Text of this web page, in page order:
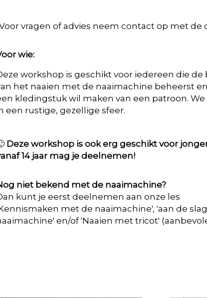
vragen of advies neem contact op met de
wie:
workshop is geschikt voor iedereen die de
het naaien met de naaimachine beheerst
kledingstuk wil maken van een patroon. We
een rustige, gezellige sfeer.
Deze workshop is ook erg geschikt voor
14 jaar mag je deelnemen!
niet bekend met de naaimachine?
kunt je eerst deelnemen aan onze les
met de naaimachine', 'aan de
en/of 'Naaien met tricot'